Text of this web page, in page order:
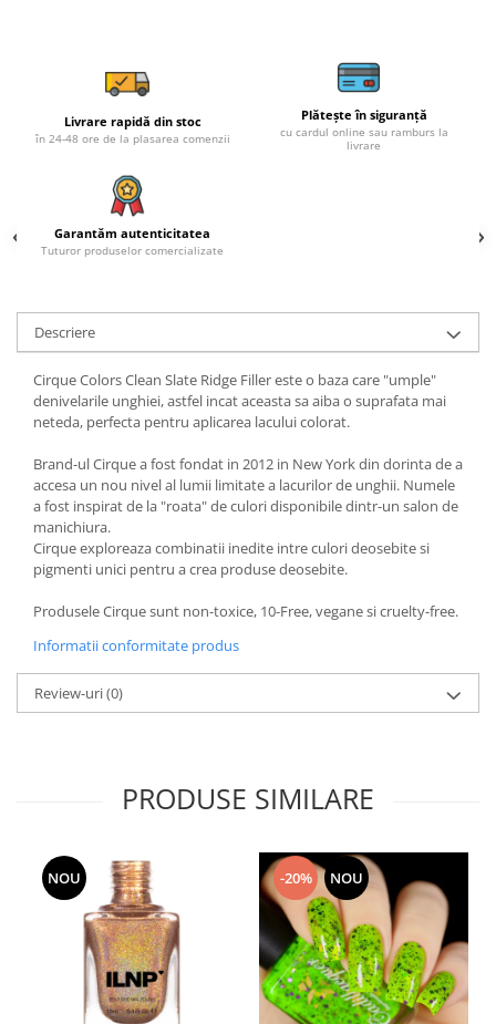
Livrare rapidă din stoc
în 24-48 ore de la plasarea comenzii
Plătește în siguranță
cu cardul online sau ramburs la
livrare
Garantăm autenticitatea
Tuturor produselor comercializate
Descriere
Cirque Colors Clean Slate Ridge Filler este o baza care "umple"
denivelarile unghiei, astfel incat aceasta sa aiba o suprafata mai
neteda, perfecta pentru aplicarea lacului colorat.
Brand-ul Cirque a fost fondat in 2012 in New York din dorinta de a
accesa un nou nivel al lumii limitate a lacurilor de unghii. Numele
a fost inspirat de la "roata" de culori disponibile dintr-un salon de
manichiura.
Cirque exploreaza combinatii inedite intre culori deosebite si
pigmenti unici pentru a crea produse deosebite.
Produsele Cirque sunt non-toxice, 10-Free, vegane si cruelty-free.
Informatii conformitate produs
Review-uri(0)
PRODUSE SIMILARE
NOU -20% NOU